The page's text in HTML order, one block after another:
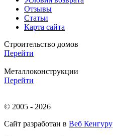
Отзывы
Статьи
Карта сайта
Строительство домов
Перейти
Металлоконструкции
Перейти
© 2005 - 2026
Сайт разработан в Веб Кенгуру